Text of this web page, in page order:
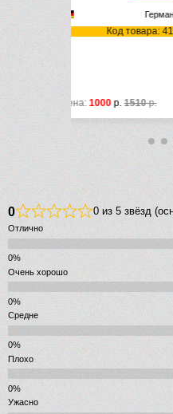
Код
Цена: 5447р.
0 0 из 5 звёзд
Отлично
Очень хорошо
Средне
Плохо
Ужасно